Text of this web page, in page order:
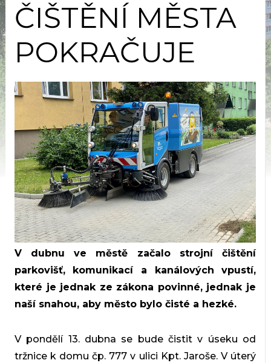
ČIŠTĚNÍ MĚSTA
POKRAČUJE
V dubnu ve městě začalo strojní čištění
parkovišť, komunikací a kanálových vpustí,
které je jednak ze zákona povinné, jednak je
naší snahou, aby město bylo čisté a hezké.
V pondělí 13. dubna se bude čistit v úseku od
tržnice k domu čp. 777 v ulici Kpt. Jaroše. V úterý